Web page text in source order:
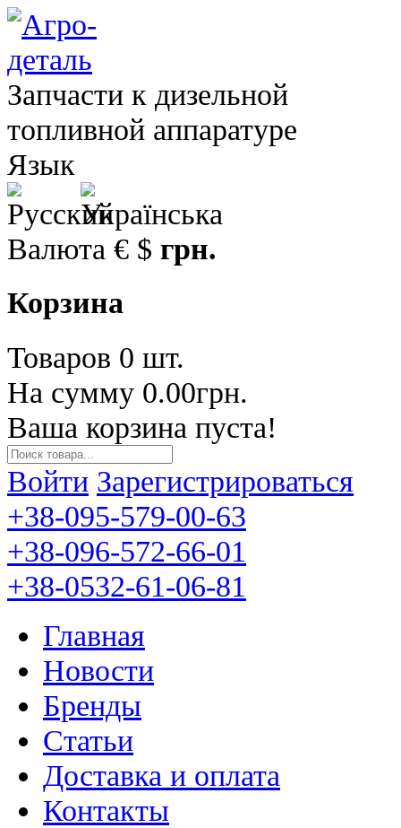
Запчасти к дизельной
топливной аппаратуре
Язык
Валюта € $ грн.
Корзина
Товаров 0 шт.
На сумму 0.00грн.
Ваша корзина пуста!
Войти Зарегистрироваться
+38-095-579-00-63
+38-096-572-66-01
+38-0532-61-06-81
Главная
Новости
Бренды
Статьи
Доставка и оплата
Контакты